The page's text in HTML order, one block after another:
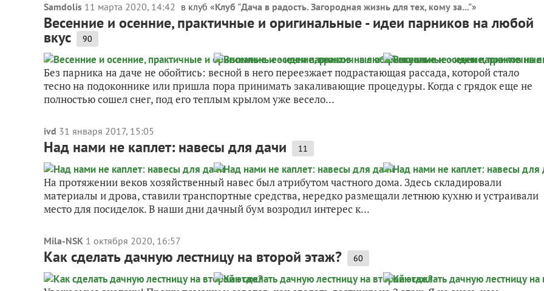
Samdolis 11 марта 2020, 14:42 в клуб «Клуб "Дача в радость. Загородная жизнь для тех, кому за..."»
Весенние и осенние, практичные и оригинальные - идеи парников на любой
вкус 90
Без парника на даче не обойтись: весной в него переезжает подрастающая рассада, которой стало
тесно на подоконнике или пришла пора принимать закаливающие процедуры. Когда с грядок еще не
полностью сошел снег, под его теплым крылом уже весело...
ivd 31 января 2017, 15:05
Над нами не каплет: навесы для дачи 11
На протяжении веков хозяйственный навес был атрибутом частного дома. Здесь складировали
материалы и дрова, ставили транспортные средства, нередко размещали летнюю кухню и устраивали
место для посиделок. В наши дни дачный бум возродил интерес к...
Mila-NSK 1 октября 2020, 16:57
Как сделать дачную лестницу на второй этаж? 60